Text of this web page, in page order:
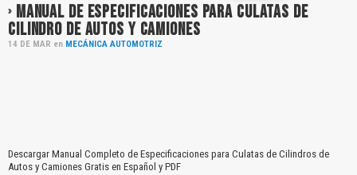
MANUAL DE ESPECIFICACIONES PARA CULATAS DE
CILINDRO DE AUTOS Y CAMIONES
14 DE MAR en MECÁNICA AUTOMOTRIZ
Descargar Manual Completo de Especificaciones para Culatas de Cilindros de
Autos y Camiones Gratis en Español y PDF